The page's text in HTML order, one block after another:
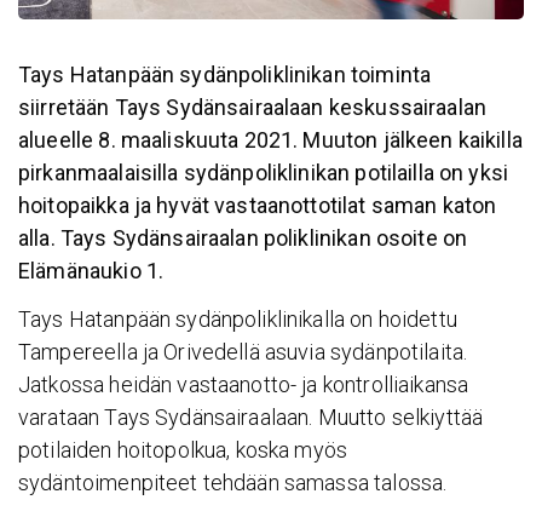
Tays Hatanpään sydänpoliklinikan toiminta
siirretään Tays Sydänsairaalaan keskussairaalan
alueelle 8. maaliskuuta 2021. Muuton jälkeen kaikilla
pirkanmaalaisilla sydänpoliklinikan potilailla on yksi
hoitopaikka ja hyvät vastaanottotilat saman katon
alla. Tays Sydänsairaalan poliklinikan osoite on
Elämänaukio 1.
Tays Hatanpään sydänpoliklinikalla on hoidettu
Tampereella ja Orivedellä asuvia sydänpotilaita.
Jatkossa heidän vastaanotto- ja kontrolliaikansa
varataan Tays Sydänsairaalaan. Muutto selkiyttää
potilaiden hoitopolkua, koska myös
sydäntoimenpiteet tehdään samassa talossa.